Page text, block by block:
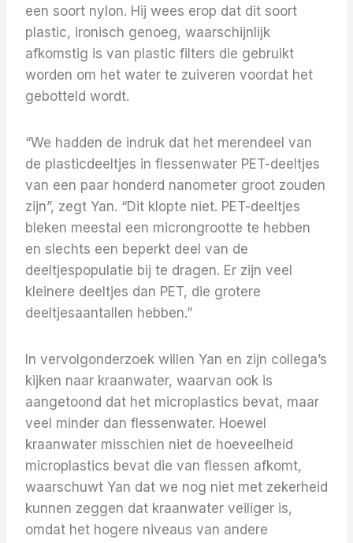
een soort nylon. Hij wees erop dat dit soort
plastic, ironisch genoeg, waarschijnlijk
afkomstig is van plastic filters die gebruikt
worden om het water te zuiveren voordat het
gebotteld wordt.
“We hadden de indruk dat het merendeel van
de plasticdeeltjes in flessenwater PET-deeltjes
van een paar honderd nanometer groot zouden
zijn”, zegt Yan. “Dit klopte niet. PET-deeltjes
bleken meestal een microngrootte te hebben
en slechts een beperkt deel van de
deeltjespopulatie bij te dragen. Er zijn veel
kleinere deeltjes dan PET, die grotere
deeltjesaantallen hebben.”
In vervolgonderzoek willen Yan en zijn collega’s
kijken naar kraanwater, waarvan ook is
aangetoond dat het microplastics bevat, maar
veel minder dan flessenwater. Hoewel
kraanwater misschien niet de hoeveelheid
microplastics bevat die van flessen afkomt,
waarschuwt Yan dat we nog niet met zekerheid
kunnen zeggen dat kraanwater veiliger is,
omdat het hogere niveaus van andere